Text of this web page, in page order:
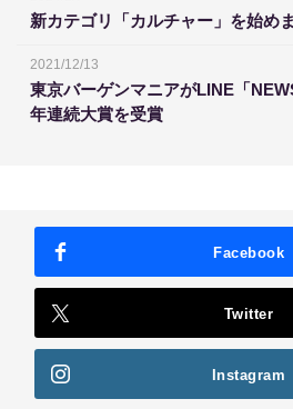
新カテゴリ「カルチャー」を始め
2021/12/13
東京バーゲンマニアがLINE「
年連続大賞を受賞
Facebook
Twitter
Instagram